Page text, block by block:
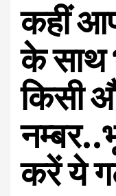
कहीं
के साथ
किसी
करें ये